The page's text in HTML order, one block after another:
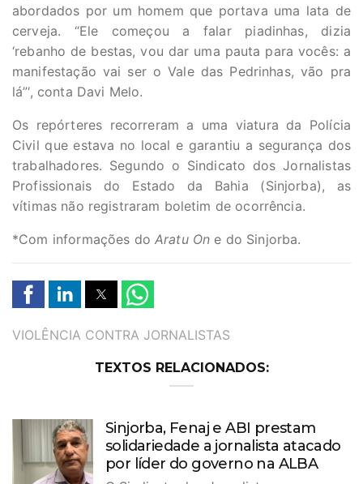
abordados por um homem que portava uma lata de
cerveja. “Ele começou a falar piadinhas, dizia
‘rebanho de bestas, vou dar uma pauta para vocês: a
manifestação vai ser o Vale das Pedrinhas, vão pra
lá”‘, conta Davi Melo.
Os repórteres recorreram a uma viatura da Polícia
Civil que estava no local e garantiu a segurança dos
trabalhadores. Segundo o Sindicato dos Jornalistas
Profissionais do Estado da Bahia (Sinjorba), as
vítimas não registraram boletim de ocorrência.
*Com informações do Aratu On e do Sinjorba.
TAGS
VIOLÊNCIA CONTRA JORNALISTAS
TEXTOS RELACIONADOS:
Sinjorba, Fenaj e ABI prestam
solidariedade a jornalista atacado
por líder do governo na ALBA